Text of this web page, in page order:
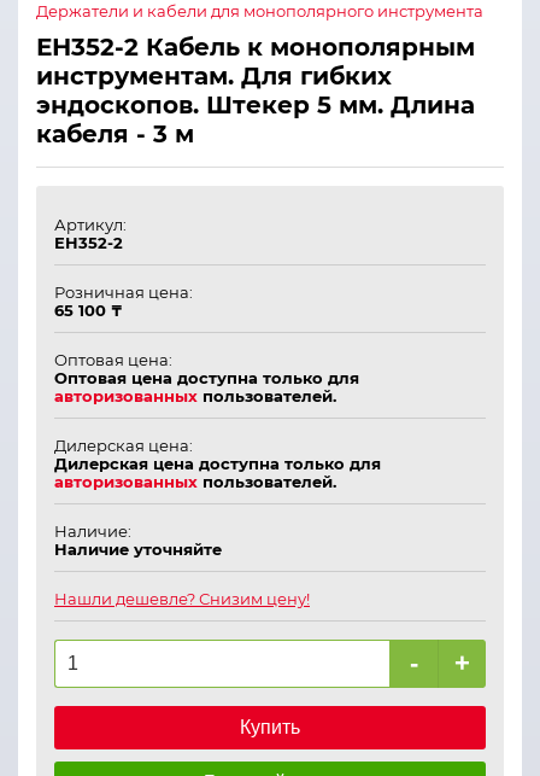
Держатели и кабели для монополярного инструмента
ЕН352-2 Кабель к монополярным
инструментам. Для гибких
эндоскопов. Штекер 5 мм. Длина
кабеля - 3 м
Артикул:
ЕН352-2
Розничная цена:
65 100 ₸
Оптовая цена:
Оптовая цена доступна только для
авторизованных пользователей.
Дилерская цена:
Дилерская цена доступна только для
авторизованных пользователей.
Наличие:
Наличие уточняйте
Нашли дешевле? Снизим цену!
- +
Купить